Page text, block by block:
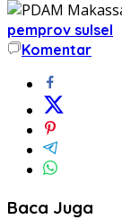
pemprov sulsel
Komentar
Baca Juga